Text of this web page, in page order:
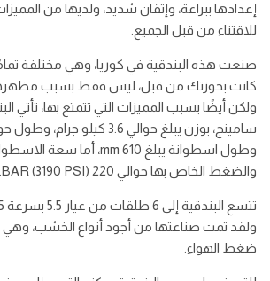
إعدادها ببراعة، وإتقان شديد، ولديها من
للاقتناء من قبل الجميع.
صنعت هذه البندقية في كوريا، وهي مختلفة
كانت بحوزتك من قبل، ليس فقط بسبب مظهرها
ولكن أيضًا بسبب المميزات التي تتمتع بها، تأتي
والضغط الخاص بها حوالي 220 BAR (3190 PSI).
ولقد تمت صناعتها من أجود أنواع الخشب، وهي
ضغط الهواء.